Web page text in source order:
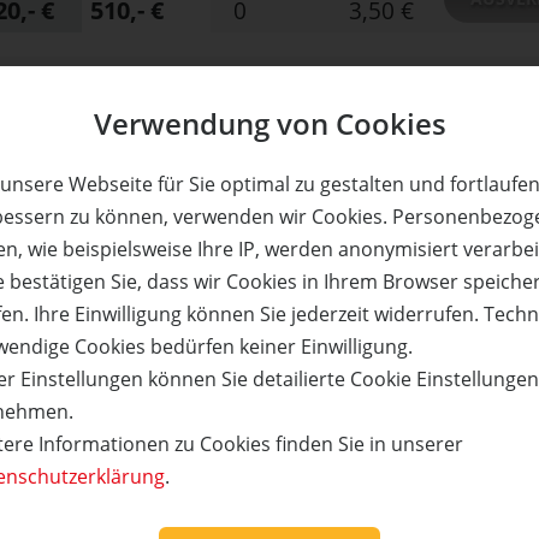
Verwendung von Cookies
Webseite für Sie optimal zu gestalten und
zu können, verwenden wir Cookies.
wie beispielsweise Ihre IP, werden anonymisiert
bestätigen Sie, dass wir Cookies in Ihrem Browser
Ihre Einwilligung können Sie jederzeit widerrufen.
Cookies bedürfen keiner Einwilligung.
Einstellungen können Sie detailierte Cookie Einstellungen
Informationen zu Cookies finden Sie in unserer
.
€ 510,- € 0 3,50 €
unvergessliche Urlaubsmomente mit euren
€ 510,- € 0 3,50 €
Parcs Europe
unvergessliche Urlaubsmomente mit euren
Preis:
510,- €